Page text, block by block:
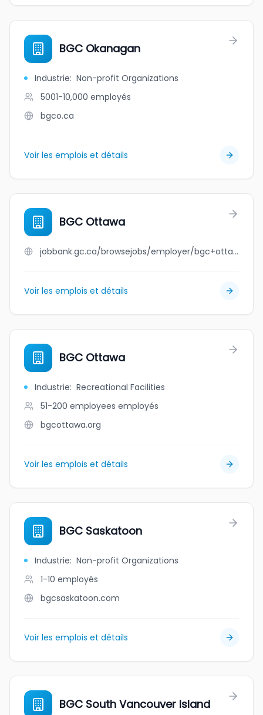
BGC Okanagan
Industrie: Non-profit Organizations
5001-10,000 employés
bgco.ca
Voir les emplois et détails
BGC Ottawa
jobbank.gc.ca/browsejobs/employer/bgc+ottawa/ca
Voir les emplois et détails
BGC Ottawa
Industrie: Recreational Facilities
51-200 employees employés
bgcottawa.org
Voir les emplois et détails
BGC Saskatoon
Industrie: Non-profit Organizations
1-10 employés
bgcsaskatoon.com
Voir les emplois et détails
BGC South Vancouver Island